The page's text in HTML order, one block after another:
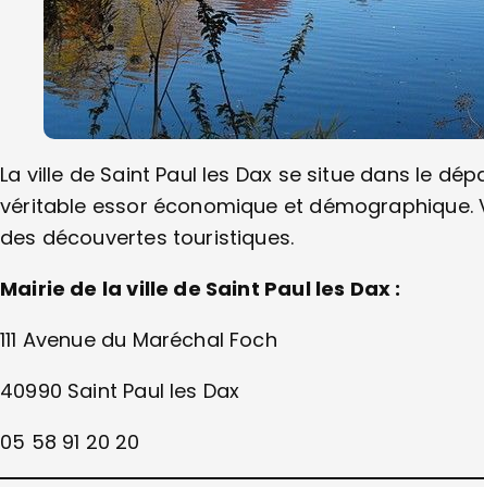
La ville de Saint Paul les Dax se situe dans le
véritable essor économique et démographique.
des découvertes touristiques.
Mairie de la ville de Saint Paul les Dax :
111 Avenue du Maréchal Foch
40990 Saint Paul les Dax
05 58 91 20 20